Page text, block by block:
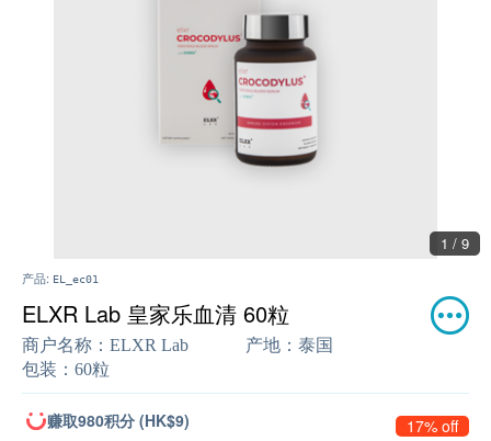
1 / 9
产品: EL_ec01
ELXR Lab 皇家乐血清 60粒
商户名称： ELXR Lab 产地： 泰国
包装： 60粒
赚取980积分 (HK$9) 17% off